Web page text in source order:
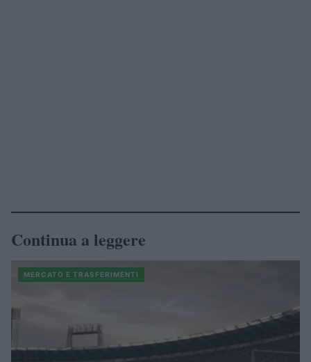
Continua a leggere
MERCATO E TRASFERIMENTI